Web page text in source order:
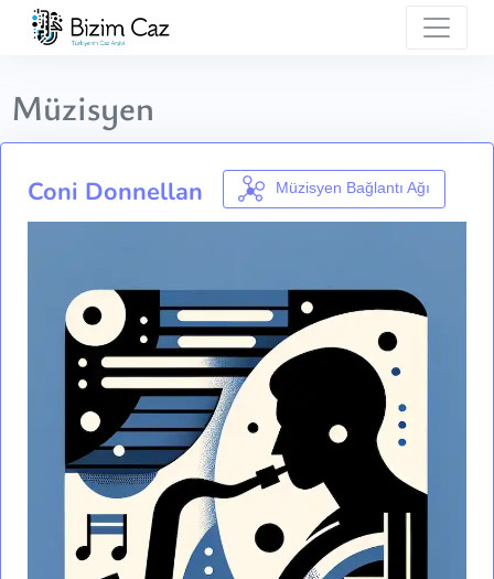
Müzisyen
Coni Donnellan Müzisyen Bağlantı Ağı